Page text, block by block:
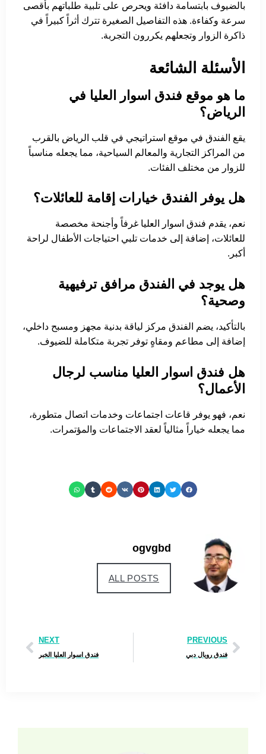
بالضيوف بابتسامة دافئة ويحرص على تلبية طلباتهم بأقصى
سرعة وكفاءة. هذه التفاصيل الصغيرة تترك أثراً كبيراً في
ذاكرة الزوار وتجعلهم يكررون التجربة.
الأسئلة الشائعة
ما هو موقع فندق اسوار العليا في
الرياض؟
يقع الفندق في موقع استراتيجي في قلب الرياض بالقرب
من المراكز التجارية والمعالم السياحية، مما يجعله مناسباً
للزوار من مختلف الفئات.
هل يوفر الفندق خيارات إقامة للعائلات؟
نعم، يقدم فندق اسوار العليا غرفاً وأجنحة مخصصة
للعائلات، إضافة إلى خدمات تلبي احتياجات الأطفال لراحة
أكبر.
هل يوجد في الفندق مرافق ترفيهية
وصحية؟
بالتأكيد، يضم الفندق مركز لياقة بدنية مجهز ومسبح داخلي،
إضافة إلى مطاعم ومقاهٍ توفر تجربة متكاملة للضيوف.
هل فندق اسوار العليا مناسب لرجال
الأعمال؟
نعم، فهو يوفر قاعات اجتماعات وخدمات اتصال متطورة،
مما يجعله خياراً مثالياً لعقد الاجتماعات والمؤتمرات.
ogvgbd
ALL POSTS
PREVIOUS
فندق رويال دبي
NEXT
فندق اسوار العليا الخبر